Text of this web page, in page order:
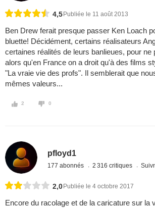
4,5 Publiée le 11 août 2013
Ben Drew ferait presque passer Ken Loach
bluette! Décidément, certains réalisateurs
certaines réalités de leurs banlieues, pour ne
alors qu'en France on a droit qu'à des films
"La vraie vie des profs". Il semblerait que
mêmes valeurs...
2 0
pfloyd1
177 abonnés 2 316 critiques
2,0 Publiée le 4 octobre 2017
Encore du racolage et de la caricature sur la